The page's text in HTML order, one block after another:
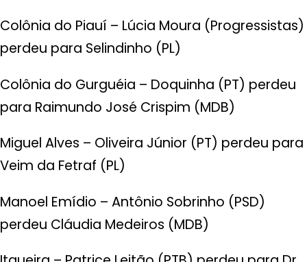
Colônia do Piauí – Lúcia Moura (Progressistas)
perdeu para Selindinho (PL)
Colônia do Gurguéia – Doquinha (PT) perdeu
para Raimundo José Crispim (MDB)
Miguel Alves – Oliveira Júnior (PT) perdeu para
Veim da Fetraf (PL)
Manoel Emídio – Antônio Sobrinho (PSD)
perdeu Cláudia Medeiros (MDB)